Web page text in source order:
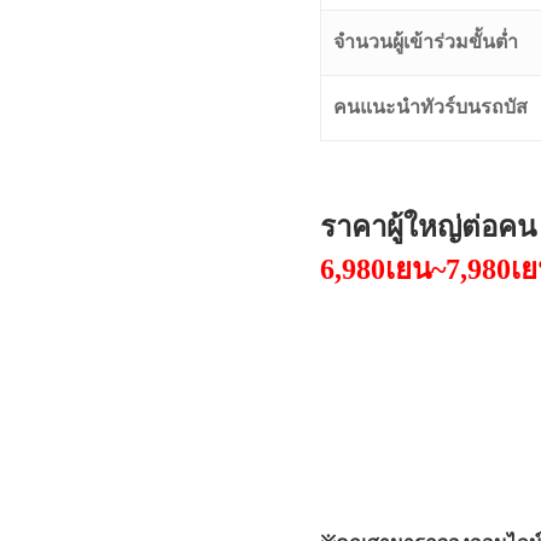
จำนวนผู้เข้าร่วมขั้นต่ำ
คนแนะนำทัวร์บนรถบัส
ราคาผู้ใหญ่ต่อคน
6,980เยน~7,980เ